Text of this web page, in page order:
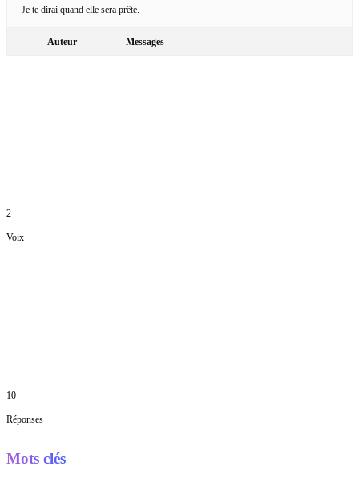
Je te dirai quand elle sera prête.
Auteur Messages
2
Voix
10
Réponses
Mots clés